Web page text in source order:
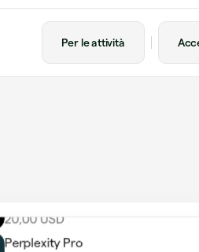
Per le attività
ChatGPT Plus
20,00 USD mensile
Tappeto fatto a mano
130,00 USD